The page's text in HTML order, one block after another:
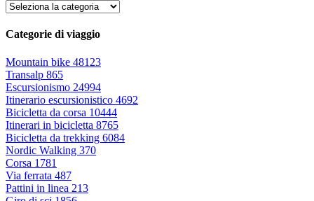
Categorie di viaggio
Mountain bike 48123
Transalp 865
Escursionismo 24994
Itinerario escursionistico 4692
Bicicletta da corsa 10444
Itinerari in bicicletta 8765
Bicicletta da trekking 6084
Nordic Walking 370
Corsa 1781
Via ferrata 487
Pattini in linea 213